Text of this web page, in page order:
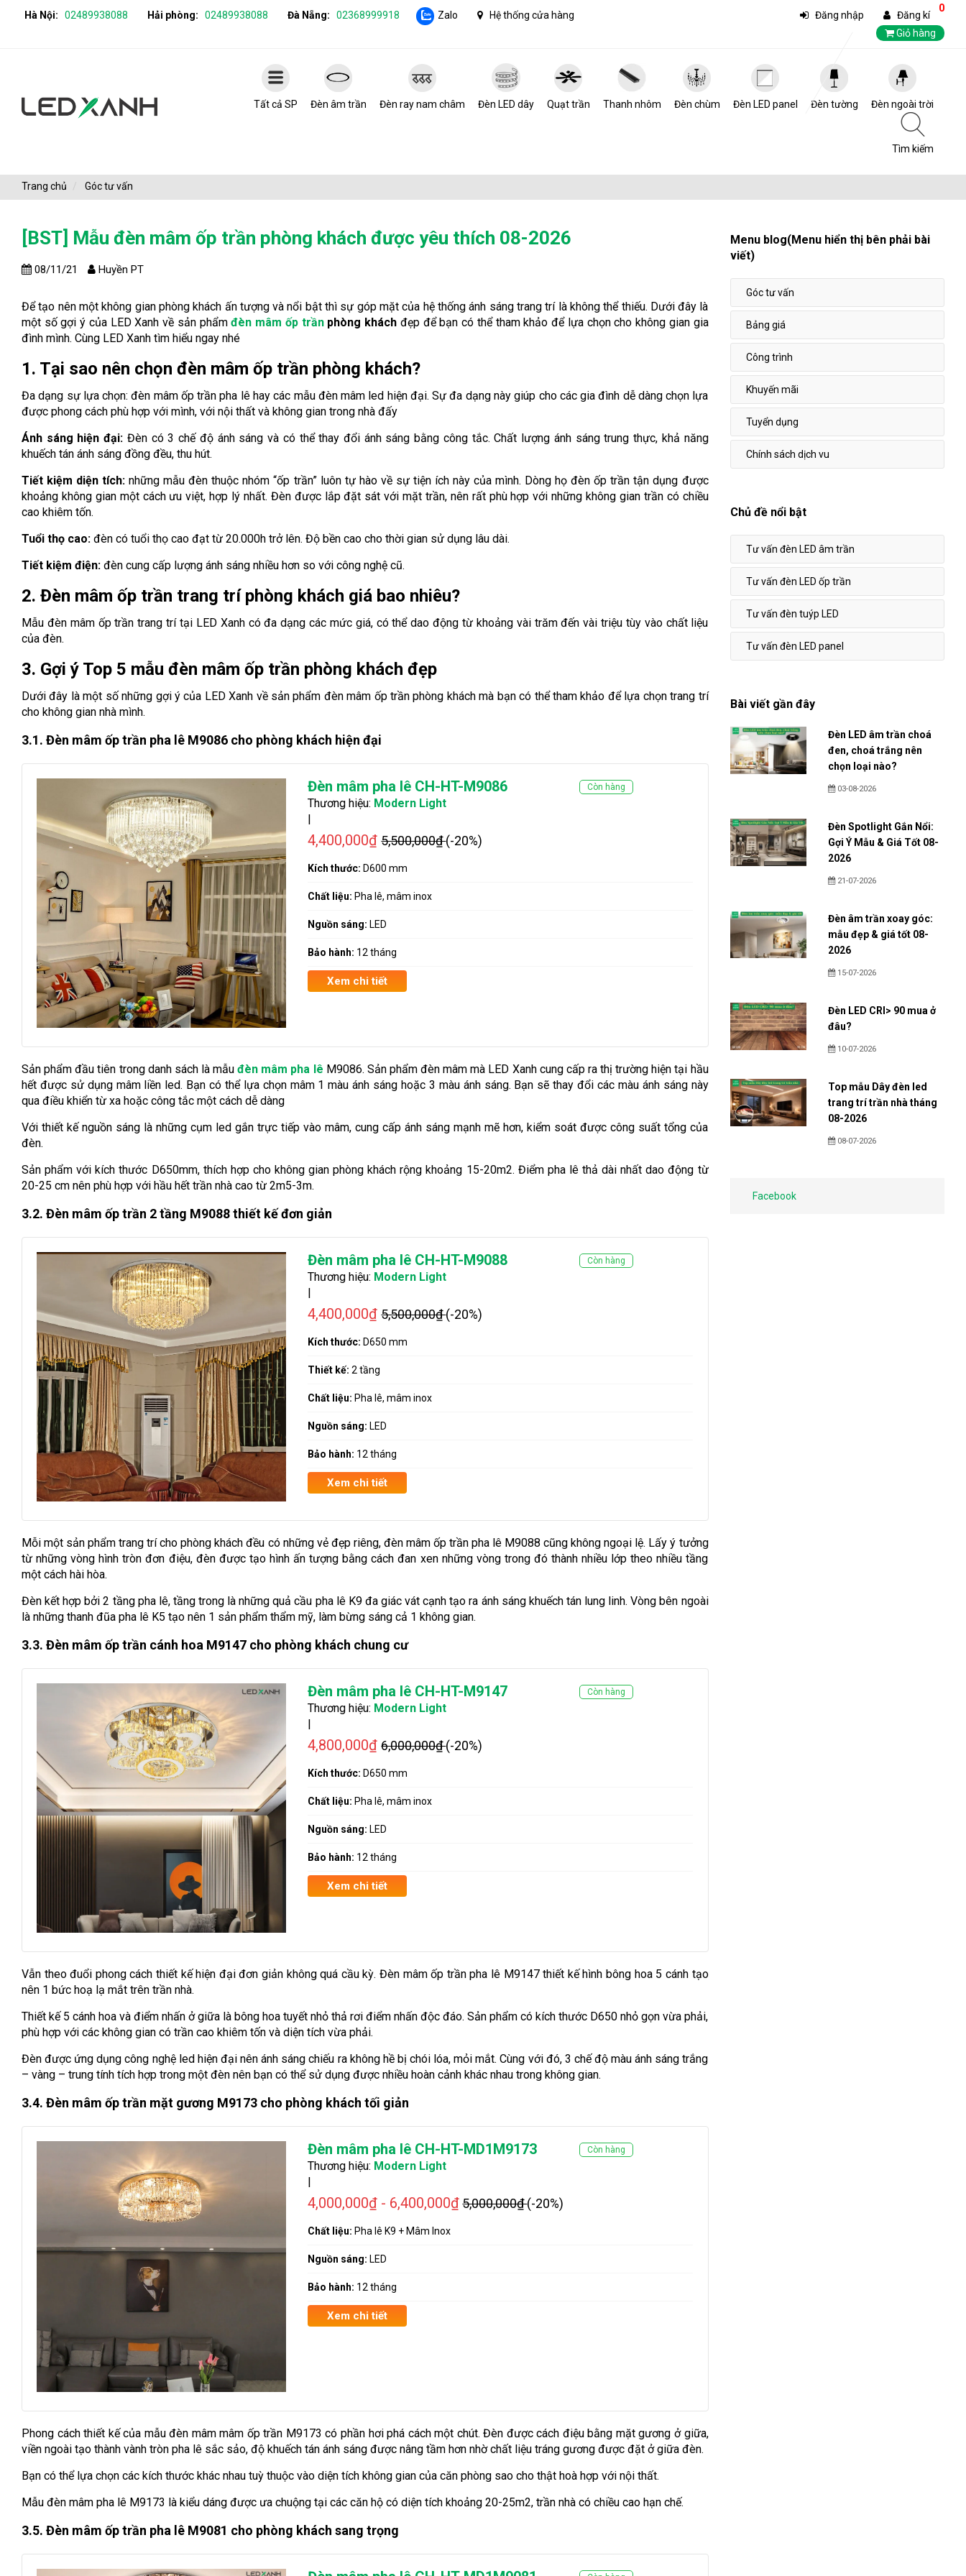
Hà Nội: 02489938088 Hải phòng: 02489938088 Đà Nẵng: 02368999918 Zalo Hệ thống cửa hàng Đăng nhập
Đăng kí
Giỏ hàng
0
Tất cả SP Đèn âm trần Đèn ray nam châm Đèn LED dây Quạt trần Thanh nhôm Đèn chùm Đèn LED panel Đèn tường Đèn ngoài trời
Tìm kiếm
Trang chủ Góc tư vấn
[BST] Mẫu đèn mâm ốp trần phòng khách được yêu thích 08-2026
08/11/21 Huyền PT
Để tạo nên một không gian phòng khách ấn tượng và nổi bật thì sự góp mặt của hệ thống ánh sáng trang trí là không thể thiếu. Dưới đây là
một số gợi ý của LED Xanh về sản phẩmđèn mâm ốp trầnphòng khách đẹp để bạn có thể tham khảo để lựa chọn cho không gian gia
đình mình. Cùng LED Xanh tìm hiểu ngay nhé
1. Tại sao nên chọn đèn mâm ốp trần phòng khách?
Đa dạng sự lựa chọn: đèn mâm ốp trần pha lê hay các mẫu đèn mâm led hiện đại. Sự đa dạng này giúp cho các gia đình dễ dàng chọn lựa
được phong cách phù hợp với mình, với nội thất và không gian trong nhà đấy
Ánh sáng hiện đại: Đèn có 3 chế độ ánh sáng và có thể thay đổi ánh sáng bằng công tắc. Chất lượng ánh sáng trung thực, khả năng
khuếch tán ánh sáng đồng đều, thu hút.
Tiết kiệm diện tích:những mẫu đèn thuộc nhóm “ốp trần” luôn tự hào về sự tiện ích này của mình. Dòng họ đèn ốp trần tận dụng được
khoảng không gian một cách ưu việt, hợp lý nhất. Đèn được lắp đặt sát với mặt trần, nên rất phù hợp với những không gian trần có chiều
cao khiêm tốn.
Tuổi thọ cao: đèn có tuổi thọ cao đạt từ 20.000h trở lên. Độ bền cao cho thời gian sử dụng lâu dài.
Tiết kiệm điện: đèn cung cấp lượng ánh sáng nhiều hơn so với công nghệ cũ.
2. Đèn mâm ốp trần trang trí phòng khách giá bao nhiêu?
Mẫu đèn mâm ốp trần trang trí tại LED Xanh có đa dạng các mức giá, có thể dao động từ khoảng vài trăm đến vài triệu tùy vào chất liệu
của đèn.
3. Gợi ý Top 5 mẫu đèn mâm ốp trần phòng khách đẹp
Dưới đây là một số những gợi ý của LED Xanh về sản phẩm đèn mâm ốp trần phòng khách mà bạn có thể tham khảo để lựa chọn trang trí
cho không gian nhà mình.
3.1. Đèn mâm ốp trần pha lê M9086 cho phòng khách hiện đại
Đèn mâm pha lê CH-HT-M9086 Còn hàng
Thương hiệu: Modern Light
|
4,400,000₫5,500,000₫(-20%)
Kích thước: D600 mm
Chất liệu: Pha lê, mâm inox
Nguồn sáng: LED
Bảo hành: 12 tháng
Xem chi tiết
Sản phẩm đầu tiên trong danh sách là mẫuđèn mâm pha lê M9086. Sản phẩm đèn mâm mà LED Xanh cung cấp ra thị trường hiện tại hầu
hết được sử dụng mâm liền led. Bạn có thể lựa chọn mâm 1 màu ánh sáng hoặc 3 màu ánh sáng. Bạn sẽ thay đổi các màu ánh sáng này
qua điều khiển từ xa hoặc công tắc một cách dễ dàng
Với thiết kế nguồn sáng là những cụm led gắn trực tiếp vào mâm, cung cấp ánh sáng mạnh mẽ hơn, kiểm soát được công suất tổng của
đèn.
Sản phẩm với kích thước D650mm, thích hợp cho không gian phòng khách rộng khoảng 15-20m2. Điểm pha lê thả dài nhất dao động từ
20-25 cm nên phù hợp với hầu hết trần nhà cao từ 2m5-3m.
3.2. Đèn mâm ốp trần 2 tầng M9088 thiết kế đơn giản
Đèn mâm pha lê CH-HT-M9088 Còn hàng
Thương hiệu: Modern Light
|
4,400,000₫5,500,000₫(-20%)
Kích thước: D650 mm
Thiết kế: 2 tầng
Chất liệu: Pha lê, mâm inox
Nguồn sáng: LED
Bảo hành: 12 tháng
Xem chi tiết
Mỗi một sản phẩm trang trí cho phòng khách đều có những vẻ đẹp riêng, đèn mâm ốp trần pha lê M9088 cũng không ngoại lệ. Lấy ý tưởng
từ những vòng hình tròn đơn điệu, đèn được tạo hình ấn tượng bằng cách đan xen những vòng trong đó thành nhiều lớp theo nhiều tầng
một cách hài hòa.
Đèn kết hợp bởi 2 tầng pha lê, tầng trong là những quả cầu pha lê K9 đa giác vát cạnh tạo ra ánh sáng khuếch tán lung linh. Vòng bên ngoài
là những thanh đũa pha lê K5 tạo nên 1 sản phẩm thẩm mỹ, làm bừng sáng cả 1 không gian.
3.3. Đèn mâm ốp trần cánh hoa M9147 cho phòng khách chung cư
Đèn mâm pha lê CH-HT-M9147 Còn hàng
Thương hiệu: Modern Light
|
4,800,000₫6,000,000₫(-20%)
Kích thước:D650 mm
Chất liệu:Pha lê, mâm inox
Nguồn sáng: LED
Bảo hành: 12 tháng
Xem chi tiết
Vẫn theo đuổi phong cách thiết kế hiện đại đơn giản không quá cầu kỳ. Đèn mâm ốp trần pha lê M9147 thiết kế hình bông hoa 5 cánh tạo
nên 1 bức hoạ lạ mắt trên trần nhà.
Thiết kế 5 cánh hoa và điểm nhấn ở giữa là bông hoa tuyết nhỏ thả rơi điểm nhấn độc đáo. Sản phẩm có kích thước D650 nhỏ gọn vừa phải,
phù hợp với các không gian có trần cao khiêm tốn và diện tích vừa phải.
Đèn được ứng dụng công nghệ led hiện đại nên ánh sáng chiếu ra không hề bị chói lóa, mỏi mắt. Cùng với đó, 3 chế độ màu ánh sáng trắng
– vàng – trung tính tích hợp trong một đèn nên bạn có thể sử dụng được nhiều hoàn cảnh khác nhau trong không gian.
3.4. Đèn mâm ốp trần mặt gương M9173 cho phòng khách tối giản
Đèn mâm pha lê CH-HT-MD1M9173 Còn hàng
Thương hiệu: Modern Light
|
4,000,000₫ - 6,400,000₫ 5,000,000₫(-20%)
Chất liệu: Pha lê K9 + Mâm Inox
Nguồn sáng: LED
Bảo hành: 12 tháng
Xem chi tiết
Phong cách thiết kế của mẫu đèn mâm mâm ốp trần M9173 có phần hơi phá cách một chút. Đèn được cách điệu bằng mặt gương ở giữa,
viền ngoài tạo thành vành tròn pha lê sắc sảo, độ khuếch tán ánh sáng được nâng tầm hơn nhờ chất liệu tráng gương được đặt ở giữa đèn.
Bạn có thể lựa chọn các kích thước khác nhau tuỳ thuộc vào diện tích không gian của căn phòng sao cho thật hoà hợp với nội thất.
Mẫu đèn mâm pha lê M9173 là kiểu dáng được ưa chuộng tại các căn hộ có diện tích khoảng 20-25m2, trần nhà có chiều cao hạn chế.
3.5. Đèn mâm ốp trần pha lê M9081 cho phòng khách sang trọng
Menu blog(Menu hiển thị bên phải bài
viết)
Góc tư vấn
Bảng giá
Công trình
Khuyến mãi
Tuyển dụng
Chính sách dịch vu
Chủ đề nổi bật
Tư vấn đèn LED âm trần
Tư vấn đèn LED ốp trần
Tư vấn đèn tuýp LED
Tư vấn đèn LED panel
Bài viết gần đây
Đèn LED âm trần choá
đen, choá trắng nên
chọn loại nào?
03-08-2026
Đèn Spotlight Gắn Nổi:
Gợi Ý Mẫu & Giá Tốt 08-
2026
21-07-2026
Đèn âm trần xoay góc:
mẫu đẹp & giá tốt 08-
2026
15-07-2026
Đèn LED CRI> 90 mua ở
đâu?
10-07-2026
Top mẫu Dây đèn led
trang trí trần nhà tháng
08-2026
08-07-2026
Facebook